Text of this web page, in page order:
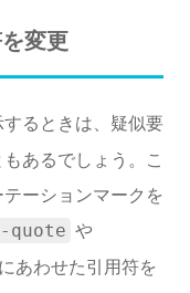
変更
るときは、疑似要
あるでしょう。こ
ーションマークを
quote や
あわせた引用符を